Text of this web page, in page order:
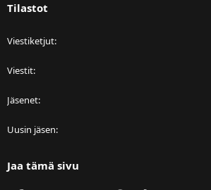
Tilastot
Viestiketjut
Viestit
Jäsenet
Uusin jäsen
Jaa tämä sivu